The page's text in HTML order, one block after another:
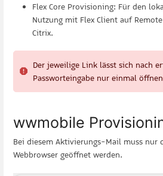
Flex Core Provisioning: Für den
Nutzung mit Flex Client auf
Citrix.
Der jeweilige Link lässt sich nach
Passworteingabe nur einmal
wwmobile
Bei diesem Aktivierungs-Mail muss nur
Webbrowser geöffnet werden.